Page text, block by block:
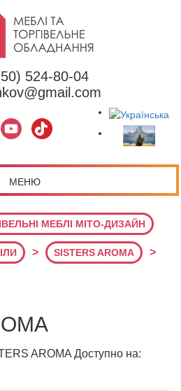
524-80-04
МЕНЮ
МЕБЛІ МІТО-ДИЗАЙН
> SISTERS AROMA >
AROMA Доступно на: